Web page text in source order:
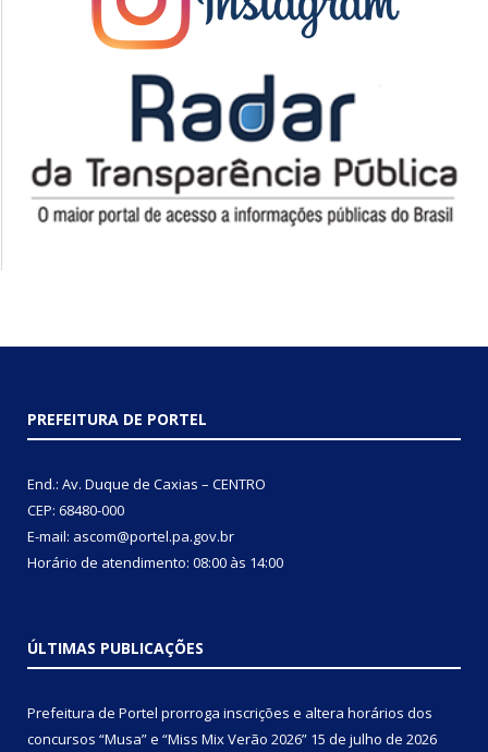
PREFEITURA DE PORTEL
End.: Av. Duque de Caxias – CENTRO
CEP: 68480-000
E-mail: ascom@portel.pa.gov.br
Horário de atendimento: 08:00 às 14:00
ÚLTIMAS PUBLICAÇÕES
Prefeitura de Portel prorroga inscrições e altera horários dos
concursos “Musa” e “Miss Mix Verão 2026” 15 de julho de 2026